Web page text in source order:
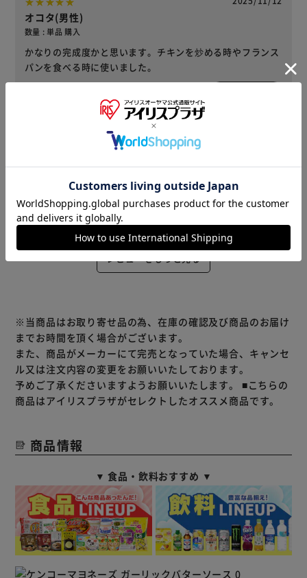
オコタ(男性)
数量 : 単品 購入
かなりの完成度かと思います。チキンを炒める時やフランス
パンを食べる時に使いました。
ガーリックバターが好きなのですが、初めて液体状を見つけ
ました。色々使えそうなので楽しみです。
1人が役に立ったと回答
レビューをもっと見る
※当商品はお取り寄せ品の為、在庫の確認及び商品のお届け
までお時間を頂く場合がございます。
また、商品がメーカーにて完売となっていた場合、キャンセ
ル又は注文内容の変更をお願いいたしております。
予めご了承くださいますようお願いいたします。 ■こちらの
商品はアイリスプラザがセレクトしたオススメ商品です。
商品情報
▼ 食品・飲料おすすめ ▼